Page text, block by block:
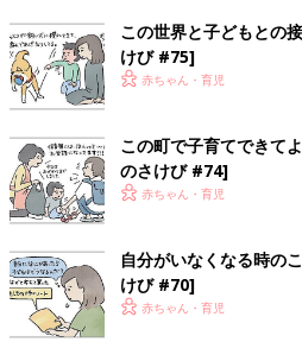
この世界と子どもとの
けび #75]
赤ちゃん・育児
この町で子育てできて
のさけび #74]
赤ちゃん・育児
自分がいなくなる時の
けび #70]
赤ちゃん・育児